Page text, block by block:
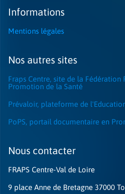
Informations
Mentions légales
Nos autres sites
Fraps Centre, site de la Fédération
Promotion de la Santé
Prévaloir, plateforme de
PoPS, portail documentaire en
Nous contacter​
FRAPS Centre-Val de Loire
9 place Anne de Bretagne 37000